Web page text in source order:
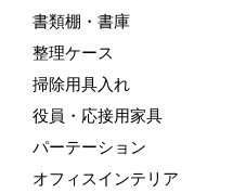
書類棚・書庫
整理ケース
掃除用具入れ
役員・応接用家具
パーテーション
オフィスインテリア